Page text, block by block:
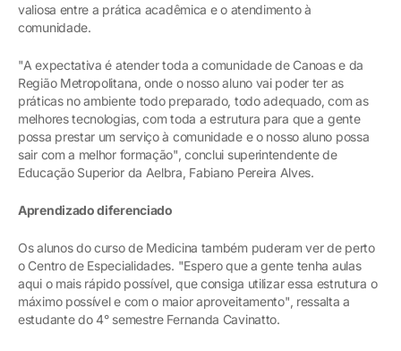
valiosa entre a prática acadêmica e o atendimento à
comunidade.
"A expectativa é atender toda a comunidade de Canoas e da
Região Metropolitana, onde o nosso aluno vai poder ter as
práticas no ambiente todo preparado, todo adequado, com as
melhores tecnologias, com toda a estrutura para que a gente
possa prestar um serviço à comunidade e o nosso aluno possa
sair com a melhor formação", conclui superintendente de
Educação Superior da Aelbra, Fabiano Pereira Alves.
Aprendizado diferenciado
Os alunos do curso de Medicina também puderam ver de perto
o Centro de Especialidades. "Espero que a gente tenha aulas
aqui o mais rápido possível, que consiga utilizar essa estrutura o
máximo possível e com o maior aproveitamento", ressalta a
estudante do 4° semestre Fernanda Cavinatto.